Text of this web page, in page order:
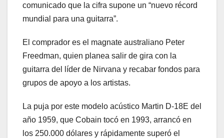
comunicado que la cifra supone un “nuevo récord
mundial para una guitarra”.
El comprador es el magnate australiano Peter
Freedman, quien planea salir de gira con la
guitarra del líder de Nirvana y recabar fondos para
grupos de apoyo a los artistas.
La puja por este modelo acústico Martin D-18E del
año 1959, que Cobain tocó en 1993, arrancó en
los 250.000 dólares y rápidamente superó el